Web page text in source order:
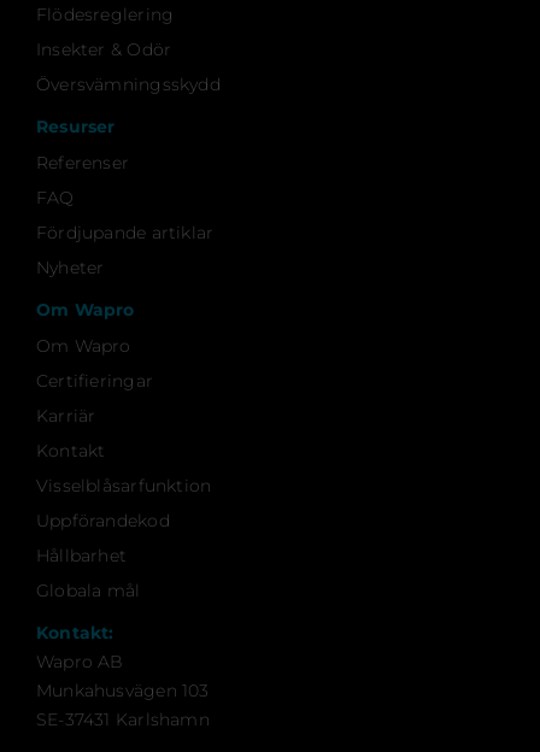
Kontakt:
Wapro AB
Munkahusvägen 103
SE-37431 Karlshamn
Flödesreglering
Insekter & Odör
Översvämningsskydd
Resurser
Referenser
FAQ
Fördjupande artiklar
Nyheter
Om Wapro
Om Wapro
Certifieringar
Karriär
Kontakt
Visselblåsarfunktion
Uppförandekod
Hållbarhet
Globala mål